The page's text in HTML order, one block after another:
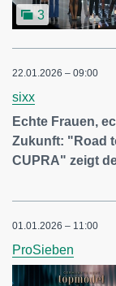
3
22.01.2026 – 09:00
sixx
Echte Frauen,
Zukunft: "Road
CUPRA" zeigt
01.01.2026 – 11:00
ProSieben